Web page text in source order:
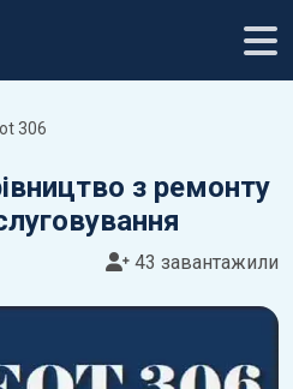
306
з ремонту
43 завантажили